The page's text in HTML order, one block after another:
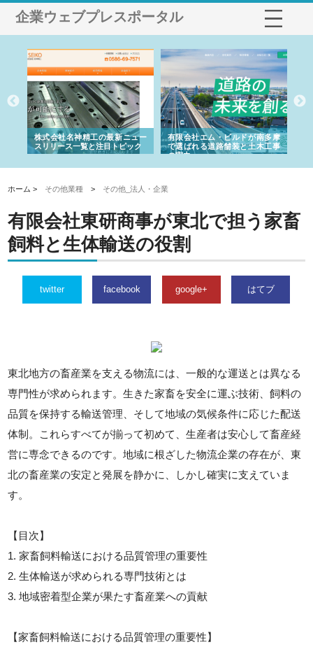
企業ウェブプレスポータル
株式会社名神精工の最新ニュー
スリリース一覧と注目トピック
有限会社エム・ビルドが南多摩
で選ばれる道路舗装と土木工事
の実力
ホーム > その他業種 > その他_法人・企業
有限会社東研商事が東北で担う家畜
飼料と生体輸送の役割
twitter facebook google+ はてブ
東北地方の畜産業を支える物流には、一般的な運送とは異なる
専門性が求められます。生きた家畜を安全に運ぶ技術、飼料の
品質を保持する輸送管理、そして地域の気候条件に応じた配送
体制。これらすべてが揃って初めて、生産者は安心して畜産経
営に専念できるのです。地域に根ざした物流企業の存在が、東
北の畜産業の安定と発展を静かに、しかし確実に支えていま
す。
【目次】
1. 家畜飼料輸送における品質管理の重要性
2. 生体輸送が求められる専門技術とは
3. 地域密着型企業が果たす畜産業への貢献
【家畜飼料輸送における品質管理の重要性】